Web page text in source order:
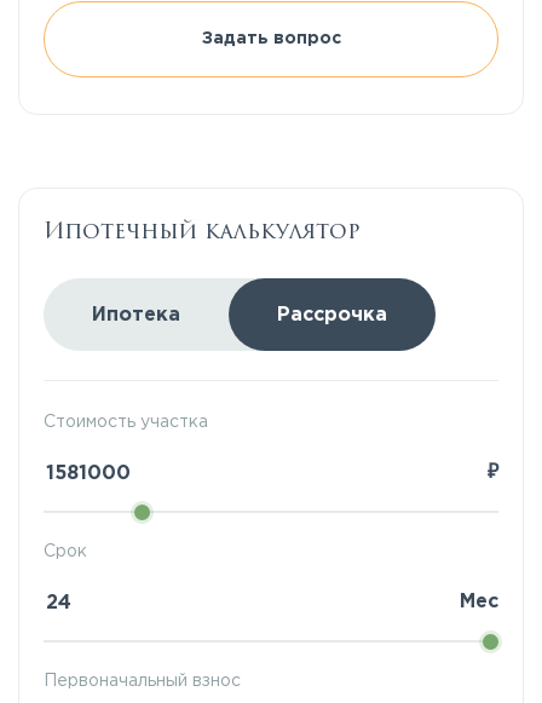
Задать вопрос
Ипотечный калькулятор
Ипотека Рассрочка
Стоимость участка
₽
Первоначальный взнос
Срок
Мес